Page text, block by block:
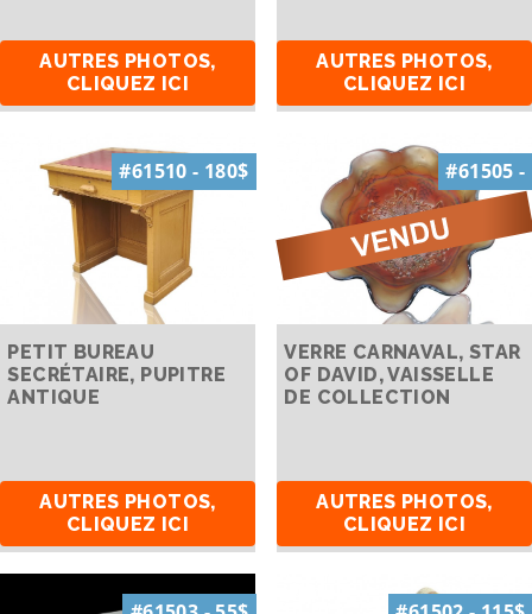
AUTRES PHOTOS,
CLIQUEZ ICI
AUTRES PHOTOS,
CLIQUEZ ICI
#61510 - 180$
PETIT BUREAU
SECRÉTAIRE, PUPITRE
ANTIQUE
AUTRES PHOTOS,
CLIQUEZ ICI
#61505 -
VERRE CARNAVAL, STAR
OF DAVID, VAISSELLE
DE COLLECTION
AUTRES PHOTOS,
CLIQUEZ ICI